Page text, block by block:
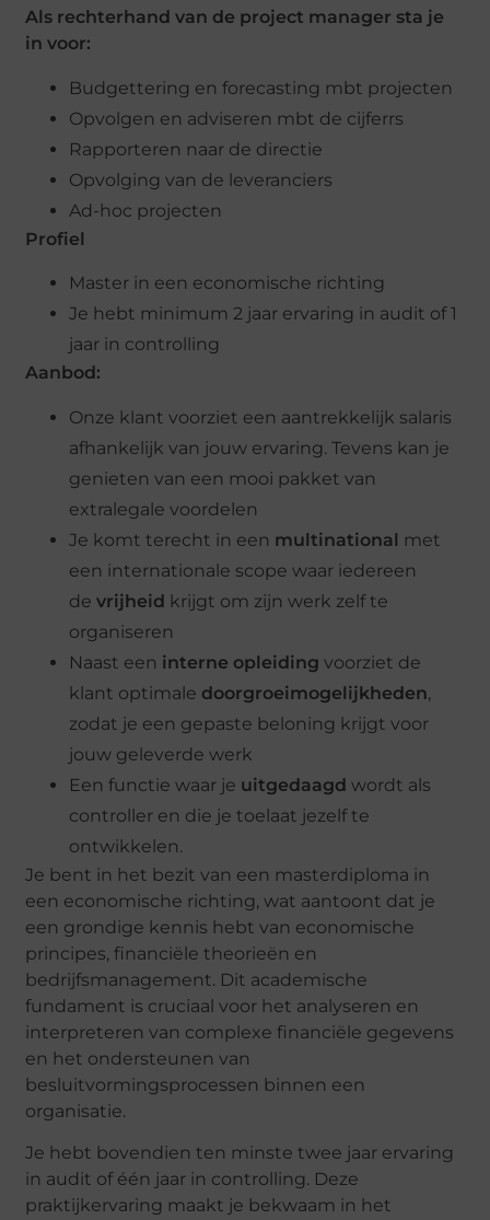
Als rechterhand van de project manager sta je
in voor:
Budgettering en forecasting mbt projecten
Opvolgen en adviseren mbt de cijferrs
Rapporteren naar de directie
Opvolging van de leveranciers
Ad-hoc projecten
Profiel
Master in een economische richting
Je hebt minimum 2 jaar ervaring in audit of 1
jaar in controlling
Aanbod:
Onze klant voorziet een aantrekkelijk salaris
afhankelijk van jouw ervaring. Tevens kan je
genieten van een mooi pakket van
extralegale voordelen
Je komt terecht in een multinational met
een internationale scope waar iedereen
devrijheid krijgt om zijn werk zelf te
organiseren
Naast een interne opleiding voorziet de
klant optimale doorgroeimogelijkheden,
zodat je een gepaste beloning krijgt voor
jouw geleverde werk
Een functie waar je uitgedaagd wordt als
controller en die je toelaat jezelf te
ontwikkelen.
Je bent in het bezit van een masterdiploma in
een economische richting, wat aantoont dat je
een grondige kennis hebt van economische
principes, financiële theorieën en
bedrijfsmanagement. Dit academische
fundament is cruciaal voor het analyseren en
interpreteren van complexe financiële gegevens
en het ondersteunen van
besluitvormingsprocessen binnen een
organisatie.
Je hebt bovendien ten minste twee jaar ervaring
in audit of één jaar in controlling. Deze
praktijkervaring maakt je bekwaam in het